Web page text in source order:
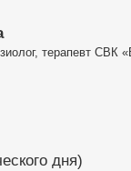
терапевт СВК
дня)